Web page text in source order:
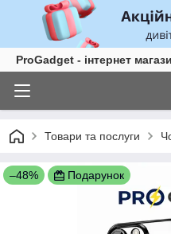
ProGadget - iнтернет
Товари та послуги
–48% Подарунок